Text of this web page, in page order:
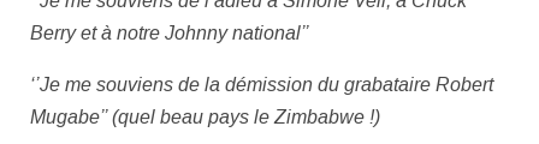
Berry et à notre Johnny national’’
‘’Je me souviens de la démission du grabataire Robert
Mugabe’’ (quel beau pays le Zimbabwe !)